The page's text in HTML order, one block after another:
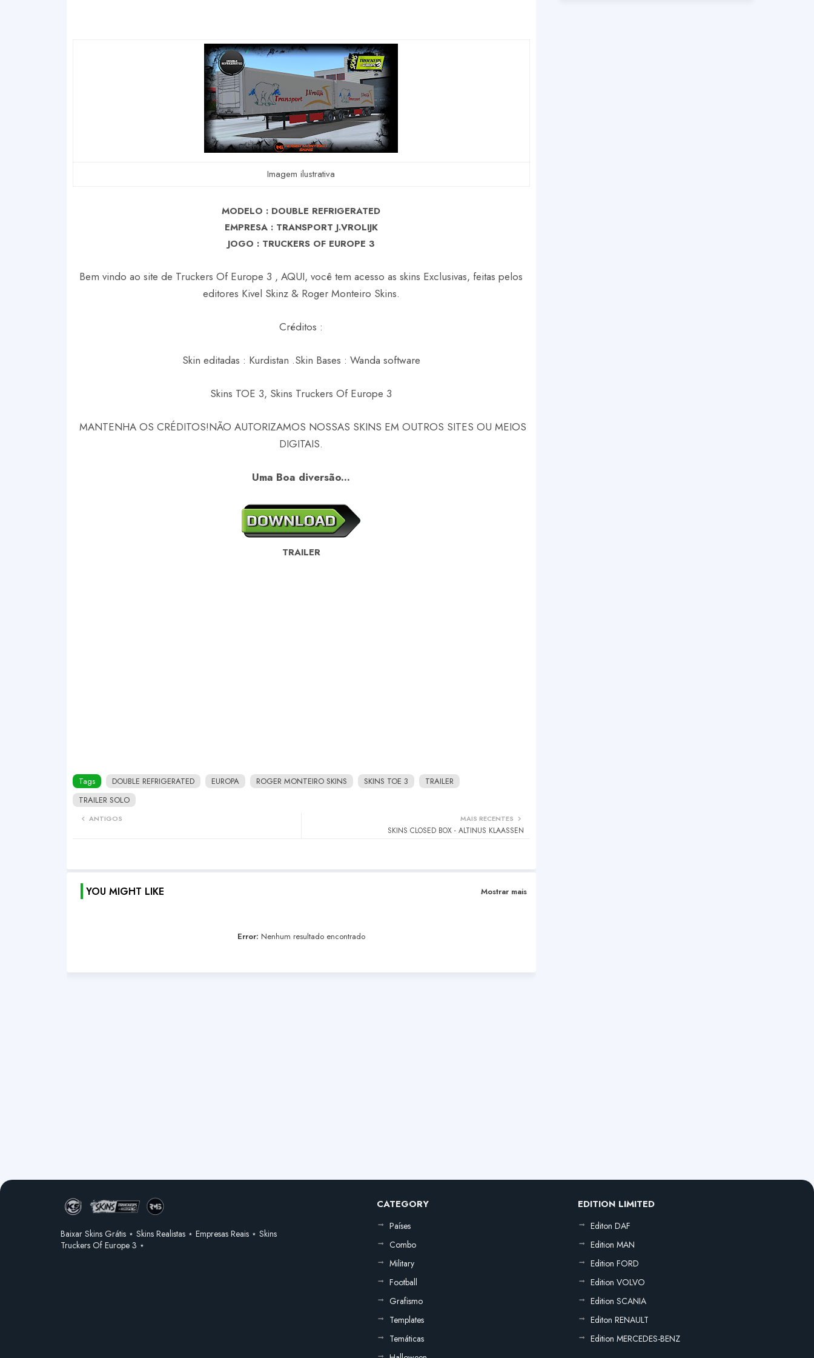
Imagem ilustrativa
MODELO : DOUBLE REFRIGERATED
EMPRESA : TRANSPORT J.VROLIJK
JOGO : TRUCKERS OF EUROPE 3
Bem vindo ao site de Truckers Of Europe 3 , AQUI, você tem acesso as skins Exclusivas, feitas pelos
editores Kivel Skinz & Roger Monteiro Skins.
Créditos :
Skin editadas : Kurdistan .Skin Bases : Wanda software
Skins TOE 3, Skins Truckers Of Europe 3
MANTENHA OS CRÉDITOS!NÃO AUTORIZAMOS NOSSAS SKINS EM OUTROS SITES OU MEIOS
DIGITAIS.
Uma Boa diversão...
TRAILER
Tags DOUBLE REFRIGERATED EUROPA ROGER MONTEIRO SKINS SKINS TOE 3
TRAILER
TRAILER SOLO
MAIS RECENTES
SKINS CLOSED BOX - ALTINUS KLAASSEN
ANTIGOS
YOU MIGHT LIKE Mostrar mais
Error: Nenhum resultado encontrado
Baixar Skins Grátis ⋆ Skins Realistas ⋆ Empresas Reais ⋆ Skins
Truckers Of Europe 3 ⋆
CATEGORY
Países
Combo
Military
Football
Grafismo
Templates
Temáticas
EDITION LIMITED
Editon DAF
Edition MAN
Edition FORD
Edition VOLVO
Edition SCANIA
Editon RENAULT
Edition MERCEDES-BENZ